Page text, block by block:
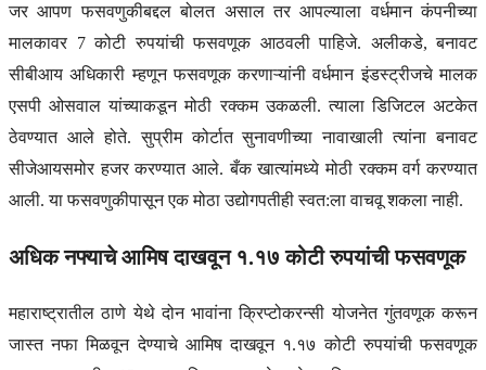
जर आपण फसवणुकीबद्दल बोलत असाल तर आपल्याला वर्धमान कंपनीच्या
मालकावर 7 कोटी रुपयांची फसवणूक आठवली पाहिजे. अलीकडे, बनावट
सीबीआय अधिकारी म्हणून फसवणूक करणाऱ्यांनी वर्धमान इंडस्ट्रीजचे मालक
एसपी ओसवाल यांच्याकडून मोठी रक्कम उकळली. त्याला डिजिटल अटकेत
ठेवण्यात आले होते. सुप्रीम कोर्टात सुनावणीच्या नावाखाली त्यांना बनावट
सीजेआयसमोर हजर करण्यात आले. बँक खात्यांमध्ये मोठी रक्कम वर्ग करण्यात
आली. या फसवणुकीपासून एक मोठा उद्योगपतीही स्वत:ला वाचवू शकला नाही.
अधिक नफ्याचे आमिष दाखवून १.१७ कोटी रुपयांची फसवणूक
महाराष्ट्रातील ठाणे येथे दोन भावांना क्रिप्टोकरन्सी योजनेत गुंतवणूक करून
जास्त नफा मिळवून देण्याचे आमिष दाखवून १.१७ कोटी रुपयांची फसवणूक